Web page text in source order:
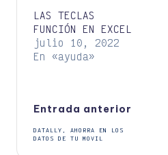
LAS TECLAS
FUNCIÓN EN EXCEL
julio 10, 2022
En «ayuda»
Navegación
de
Entrada anterior
DATALLY, AHORRA EN LOS
DATOS DE TU MOVIL